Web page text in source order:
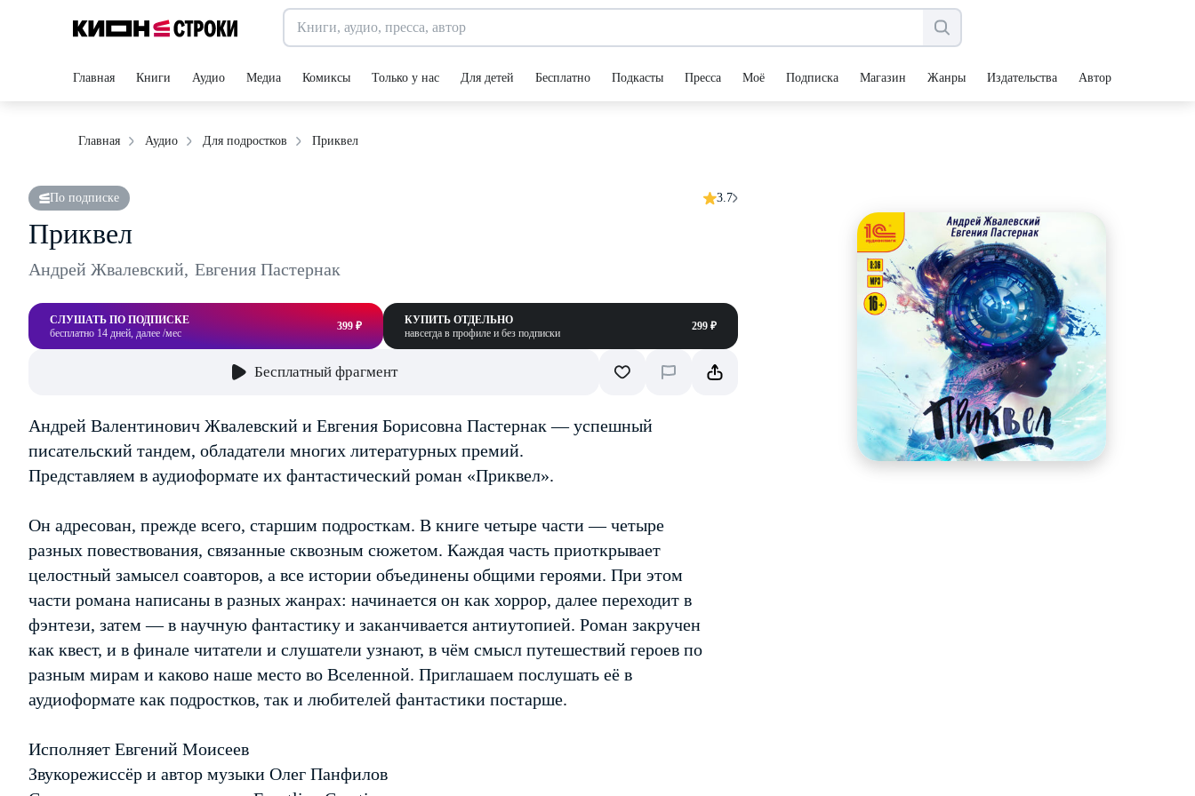
Главная Книги Аудио Медиа Комиксы Только у нас Для детей Бесплатно Подкасты Пресса Моё Подписка Магазин Жанры Издательства Авторы
Главная Аудио Для подростков Приквел
По подписке 3.7
Приквел
Андрей Жвалевский, Евгения Пастернак
СЛУШАТЬ ПО ПОДПИСКЕ
бесплатно 14 дней, далее /мес
399 ₽
КУПИТЬ ОТДЕЛЬНО
навсегда в профиле и без подписки
299 ₽
Бесплатный фрагмент
Андрей Валентинович Жвалевский и Евгения Борисовна Пастернак — успешный
писательский тандем, обладатели многих литературных премий.
Представляем в аудиоформате их фантастический роман «Приквел».
Он адресован, прежде всего, старшим подросткам. В книге четыре части — четыре
разных повествования, связанные сквозным сюжетом. Каждая часть приоткрывает
целостный замысел соавторов, а все истории объединены общими героями. При этом
части романа написаны в разных жанрах: начинается он как хоррор, далее переходит в
фэнтези, затем — в научную фантастику и заканчивается антиутопией. Роман закручен
как квест, и в финале читатели и слушатели узнают, в чём смысл путешествий героев по
разным мирам и каково наше место во Вселенной. Приглашаем послушать её в
аудиоформате как подростков, так и любителей фантастики постарше.
Исполняет Евгений Моисеев
Звукорежиссёр и автор музыки Олег Панфилов